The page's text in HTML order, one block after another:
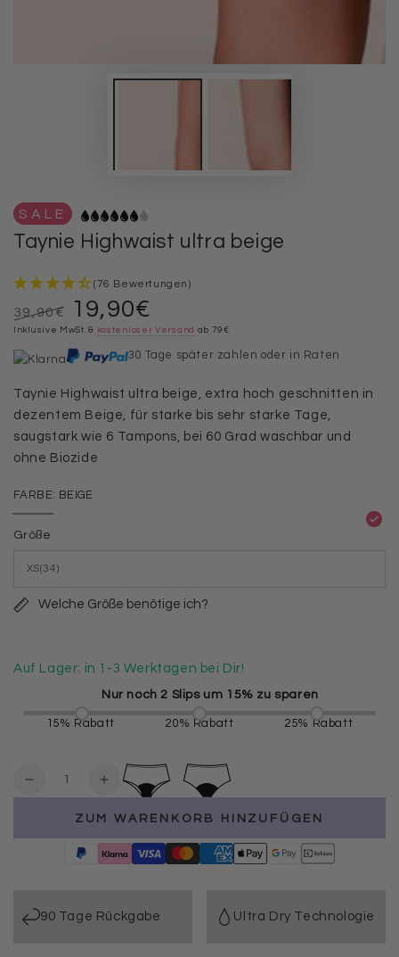
SALE
Taynie Highwaist ultra beige
(76 Bewertungen)
Regulärer
Preis
39,90€
Verkaufspreis
19,90€
Inklusive MwSt. & kostenloser Versand ab 79€
30 Tage später zahlen oder in Raten
Taynie Highwaist ultra beige, extra hoch geschnitten in
dezentem Beige, für starke bis sehr starke Tage,
saugstark wie 6 Tampons, bei 60 Grad waschbar und
ohne Biozide
FARBE: BEIGE
ausverkauft
verfügbar
Größe
Welche Größe benötige ich?
Auf Lager: in 1-3 Werktagen bei Dir!
Nur noch 2 Slips um 15% zu sparen
15% Rabatt 20% Rabatt 25% Rabatt
Verringere
Menge
für
beige
Erhöhe
Menge
für
Taynie
beige
ZUM WARENKORB HINZUFÜGEN
90 Tage Rückgabe Ultra Dry Technologie